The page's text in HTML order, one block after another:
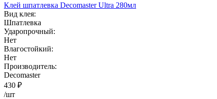
Клей шпатлевка Decomaster Ultra 280мл
Вид клея:
Шпатлевка
Ударопрочный:
Нет
Влагостойкий:
Нет
Производитель:
Decomaster
430 ₽
/шт